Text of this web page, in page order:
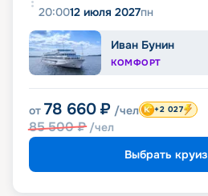
20:0012 июля 2027пн
Иван Бунин
КОМФОРТ
от 78 660 ₽ /чел
85 500₽ /чел
+2 027
Выбрать круиз